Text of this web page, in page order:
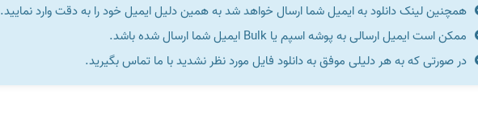
همچنین لینک دانلود به ایمیل شما ارسال خواهد شد به همین دلیل ایمیل خود را به دقت وارد نمایید.
ممکن است ایمیل ارسالی به پوشه اسپم یا Bulk ایمیل شما ارسال شده باشد.
در صورتی که به هر دلیلی موفق به دانلود فایل مورد نظر نشدید با ما تماس بگیرید.